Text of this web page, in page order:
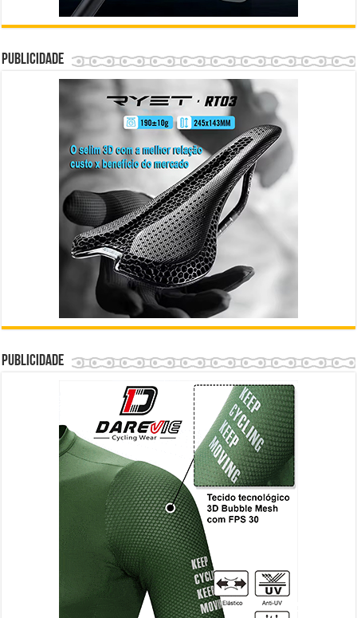
Publicidade
Publicidade